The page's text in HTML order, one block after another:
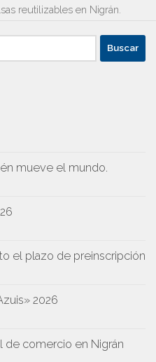
reutilizables en Nigrán.
mueve el mundo.
el plazo de preinscripción
2026
de comercio en Nigrán